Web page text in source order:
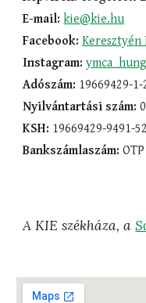
E-mail: kie@kie.hu
Facebook: Keresztyén
Instagram:
Adószám: 19669429-1-
Nyilvántartási szám:
KSH: 19669429-9491-
Bankszámlaszám:
A KIE székháza, a